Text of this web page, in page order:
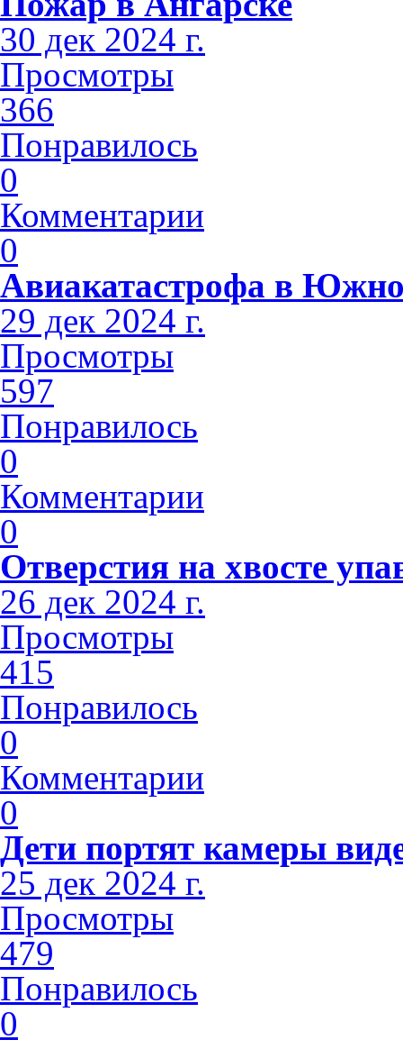
30 дек 2024 г.
Просмотры
366
Понравилось
0
Комментарии
0
Авиакатастрофа в
29 дек 2024 г.
Просмотры
597
Понравилось
0
Комментарии
0
Отверстия на хвосте
26 дек 2024 г.
Просмотры
415
Понравилось
0
Комментарии
0
Дети портят камеры
25 дек 2024 г.
Просмотры
479
Понравилось
0